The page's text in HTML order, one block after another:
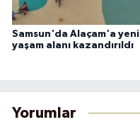
Samsun'da Alaçam'a yeni
yaşam alanı kazandırıldı
Yorumlar